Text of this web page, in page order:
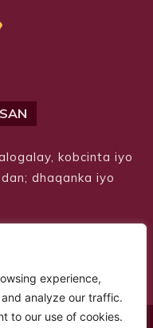
experience,
analyze our traffic.
to our use of cookies.
kobcinta iyo
dhaqanka iyo